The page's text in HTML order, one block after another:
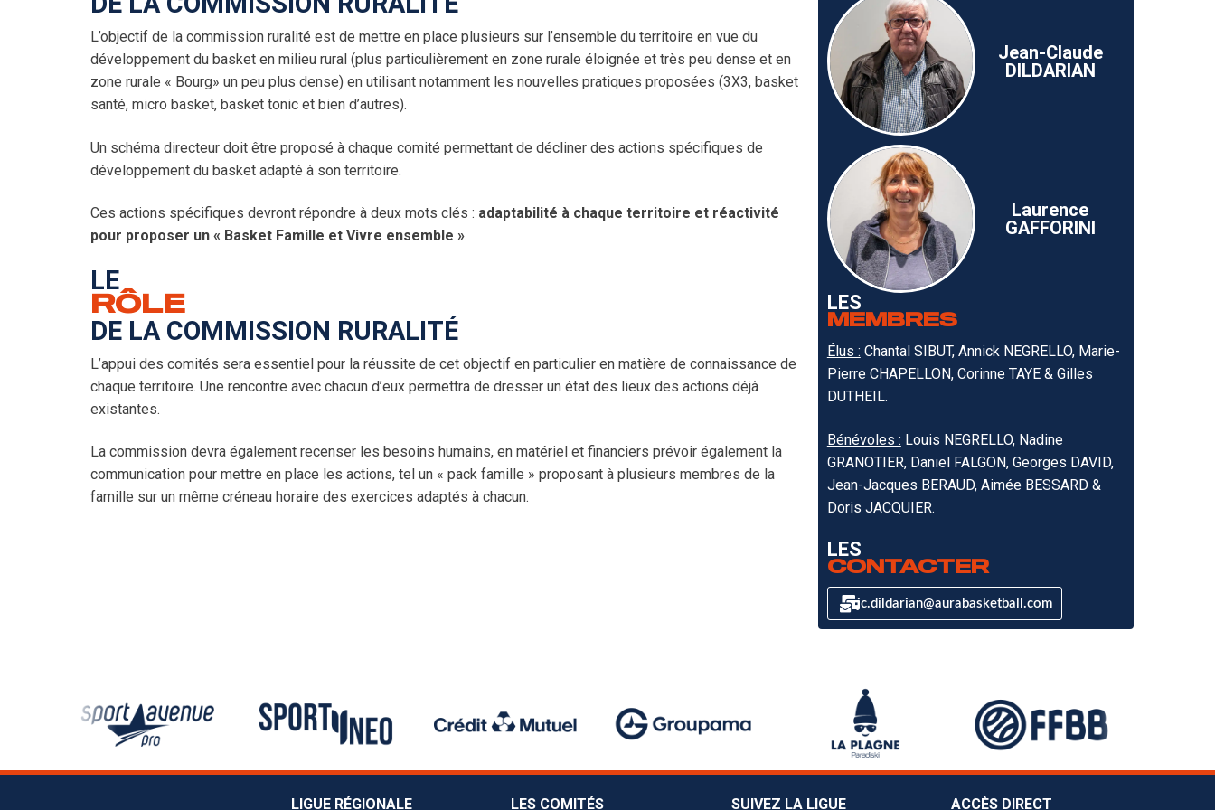
Partenaires
Charte graphique
Finales régionales
Engagements
Brûlages
Assemblée Générale
Camps AuRA
Camps Arbitres
Challenge Benjamin(e)s
Finales régionales
Stage Basket Santé
Tournoi Inter-Comités U13
Tournoi Inter-Zones U13
Tournoi Inter-Secteurs U14
Basket Santé
3×3
Démarche clubs
Micro Basket
Ruralité
Formation dirigeant
Bulletins officiels
Procès-Verbaux
Comité directeur
Dossiers disciplinaires
Assemblées Générales
Commissions
Technique
C.R.O.
L’objectif de la commission ruralité est de mettre en place plusieurs sur l’ensemble du territoire en vue du
développement du basket en milieu rural (plus particulièrement en zone rurale éloignée et très peu dense et en
zone rurale « Bourg» un peu plus dense) en utilisant notamment les nouvelles pratiques proposées (3X3, basket
santé, micro basket, basket tonic et bien d’autres).
Un schéma directeur doit être proposé à chaque comité permettant de décliner des actions spécifiques de
développement du basket adapté à son territoire.
Ces actions spécifiques devront répondre à deux mots clés : adaptabilité à chaque territoire et réactivité
pour proposer un « Basket Famille et Vivre ensemble ».
LE
RÔLE
DE LA COMMISSION RURALITÉ
L’appui des comités sera essentiel pour la réussite de cet objectif en particulier en matière de connaissance de
chaque territoire. Une rencontre avec chacun d’eux permettra de dresser un état des lieux des actions déjà
existantes.
La commission devra également recenser les besoins humains, en matériel et financiers prévoir également la
communication pour mettre en place les actions, tel un « pack famille » proposant à plusieurs membres de la
famille sur un même créneau horaire des exercices adaptés à chacun.
Jean-Claude
DILDARIAN
Laurence
GAFFORINI
LES
MEMBRES
Élus : Chantal SIBUT, Annick NEGRELLO, Marie-
Pierre CHAPELLON, Corinne TAYE & Gilles
DUTHEIL.
Bénévoles : Louis NEGRELLO, Nadine
GRANOTIER, Daniel FALGON, Georges DAVID,
Jean-Jacques BERAUD, Aimée BESSARD &
Doris JACQUIER.
LES
CONTACTER
jc.dildarian@aurabasketball.com
LIGUE RÉGIONALE LES COMITÉS SUIVEZ LA LIGUE ACCÈS DIRECT